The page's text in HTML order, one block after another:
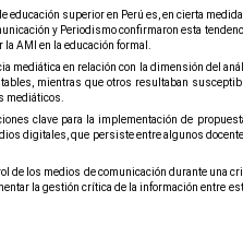
educación superior en Perú es, en cierta
y Periodismo confirmaron esta
AMI en la educación formal.
mediática en relación con la dimensión del
mientras que otros resultaban
mediáticos.
clave para la implementación de
digitales, que persiste entre algunos
de los medios de comunicación durante
la gestión crítica de la información